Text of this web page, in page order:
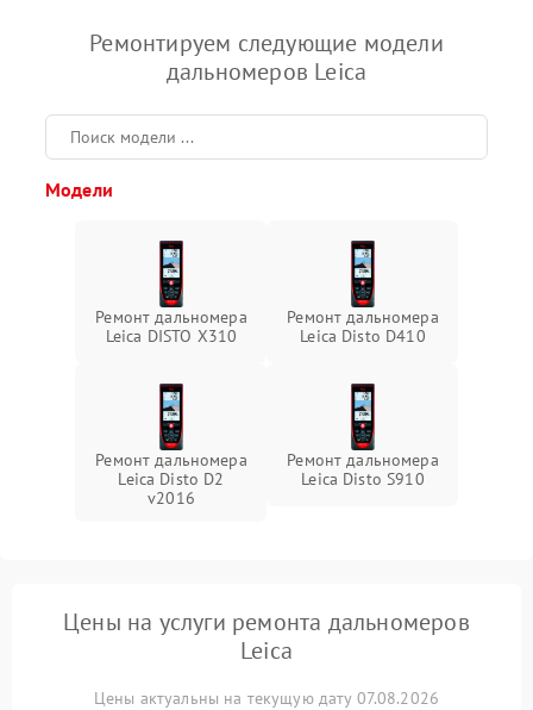
Ремонтируем следующие модели
дальномеров Leica
Модели
Ремонт дальномера
Leica DISTO X310
Ремонт дальномера
Leica Disto D410
Ремонт дальномера
Leica Disto D2
v2016
Ремонт дальномера
Leica Disto S910
Цены на услуги ремонта дальномеров
Leica
Цены актуальны на текущую дату 07.08.2026